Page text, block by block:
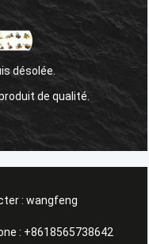
désolée.
de qualité.
: wangfeng
: +8618565738642